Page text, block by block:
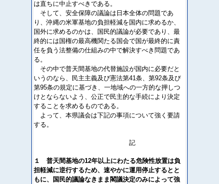
は直ちに中止すべきである。
そして、安全保障の議論は日本全体の問題であ
り、沖縄の米軍基地の負担軽減を国内に求めるか、
国外に求めるのかは、国民的議論が必要であり、最
終的には国権の最高機関たる国会で国が最終的に責
任を負う法整備の仕組みの中で解決すべき問題であ
る。
その中で普天間基地の代替施設が国内に必要だと
いうのなら、民主主義及び憲法第41条、第92条及び
第95条の規定に基づき、一地域への一方的な押しつ
けとならないよう、公正で民主的な手続により決定
することを求めるものである。
よって、本県議会は下記の事項について強く要請
する。
記
１ 普天間基地の12年以上にわたる危険性放置は負
担軽減に逆行するため、速やかに運用停止するとと
もに、国民的議論なきまま閣議決定のみによって強